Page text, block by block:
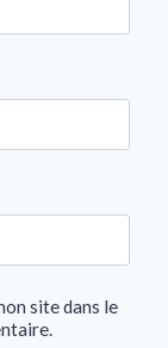
site dans le